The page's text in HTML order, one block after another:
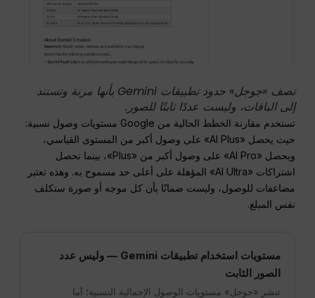
تصف «جوجل» حدود تطبيقات Gemini بأنها مرنة وتستند
إلى الباقات، وليست عددًا ثابتًا للصور.
تستخدم مقارنة الخطط الحالية من Google مستويات وصول نسبية:
حيث يحصل «AI Plus» على وصول أكبر من المستوى القياسي،
ويحصل «AI Pro» على وصول أكبر من «Plus»، بينما تحصل
اشتراكات «AI Ultra» المؤهلة على أعلى حد مسموح به. وهذه تعتبر
مضاعفات للوصول، وليست ضمانًا بأن كل موجه أو صورة ستكلف
نفس المبلغ.
مستويات استخدام تطبيقات Gemini — وليس عدد
الصور الثابت
تنشر «جوجل» مستويات الوصول الإجمالية النسبية؛ أما